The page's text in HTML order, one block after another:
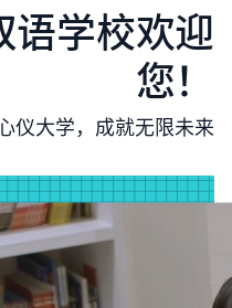
语学校欢迎
您！
仪大学，成就无限未来